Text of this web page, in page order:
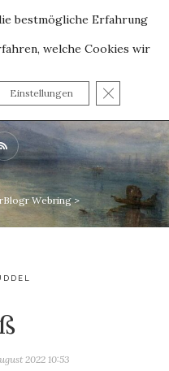
und ohne
Webring>
2022 10:53
bestmögliche Erfahrung
welche Cookies wir
Einstellungen GDPR